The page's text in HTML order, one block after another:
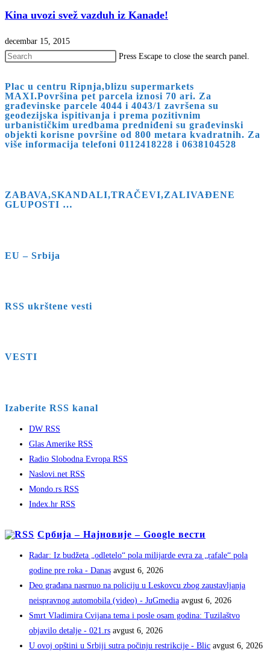
Kina uvozi svež vazduh iz Kanade!
decembar 15, 2015
Press Escape to close the search panel.
Plac u centru Ripnja,blizu supermarkets
MAXI.Površina pet parcela iznosi 70 ari. Za
građevinske parcele 4044 i 4043/1 završena su
geodezijska ispitivanja i prema pozitivnim
urbanističkim uredbama predniđeni su građevinski
objekti korisne površine od 800 metara kvadratnih. Za
više informacija telefoni 0112418228 i 0638104528
ZABAVA,SKANDALI,TRAČEVI,ZALIVAĐENE
GLUPOSTI …
EU – Srbija
RSS ukrštene vesti
VESTI
Izaberite RSS kanal
DW RSS
Glas Amerike RSS
Radio Slobodna Evropa RSS
Naslovi.net RSS
Mondo.rs RSS
Index.hr RSS
Србија – Најновије – Google вести
Radar: Iz budžeta „odletelo“ pola milijarde evra za „rafale“ pola
godine pre roka - Danas avgust 6, 2026
Deo građana nasrnuo na policiju u Leskovcu zbog zaustavljanja
neispravnog automobila (video) - JuGmedia avgust 6, 2026
Smrt Vladimira Cvijana tema i posle osam godina: Tuzilaštvo
objavilo detalje - 021.rs avgust 6, 2026
U ovoj opštini u Srbiji sutra počinju restrikcije - Blic avgust 6, 2026